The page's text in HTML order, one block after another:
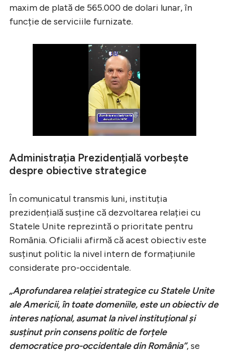
maxim de plată de 565.000 de dolari lunar, în
funcție de serviciile furnizate.
Administrația Prezidențială vorbește
despre obiective strategice
În comunicatul transmis luni, instituția
prezidențială susține că dezvoltarea relației cu
Statele Unite reprezintă o prioritate pentru
România. Oficialii afirmă că acest obiectiv este
susținut politic la nivel intern de formațiunile
considerate pro-occidentale.
„Aprofundarea relației strategice cu Statele Unite
ale Americii, în toate domeniile, este un obiectiv de
interes național, asumat la nivel instituțional și
susținut prin consens politic de forțele
democratice pro-occidentale din România”, se